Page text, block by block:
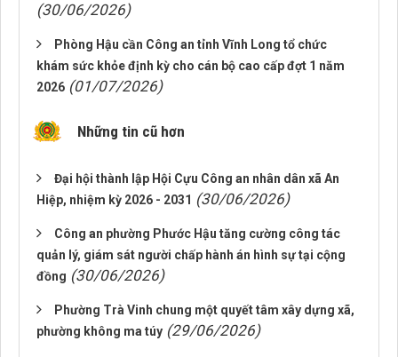
(30/06/2026)
Phòng Hậu cần Công an tỉnh Vĩnh Long tổ chức
khám sức khỏe định kỳ cho cán bộ cao cấp đợt 1 năm
2026 (01/07/2026)
Những tin cũ hơn
Đại hội thành lập Hội Cựu Công an nhân dân xã An
Hiệp, nhiệm kỳ 2026 - 2031 (30/06/2026)
Công an phường Phước Hậu tăng cường công tác
quản lý, giám sát người chấp hành án hình sự tại cộng
đồng (30/06/2026)
Phường Trà Vinh chung một quyết tâm xây dựng xã,
phường không ma túy (29/06/2026)